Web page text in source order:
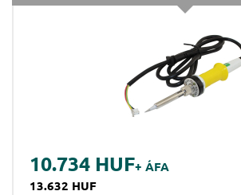
10.734 HUF+ ÁFA
13.632 HUF